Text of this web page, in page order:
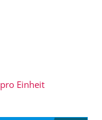
Einheit